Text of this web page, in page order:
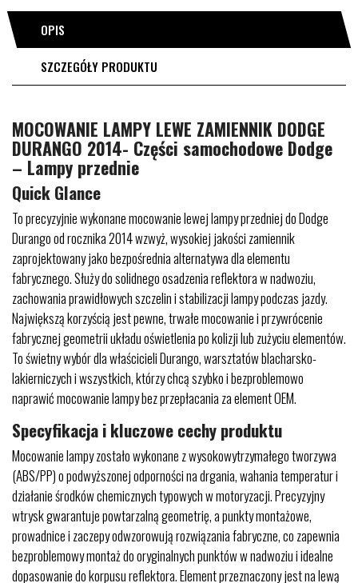
OPIS
SZCZEGÓŁY PRODUKTU
MOCOWANIE LAMPY LEWE ZAMIENNIK DODGE
DURANGO 2014- Części samochodowe Dodge
– Lampy przednie
Quick Glance
To precyzyjnie wykonane mocowanie lewej lampy przedniej do Dodge
Durango od rocznika 2014 wzwyż, wysokiej jakości zamiennik
zaprojektowany jako bezpośrednia alternatywa dla elementu
fabrycznego. Służy do solidnego osadzenia reflektora w nadwoziu,
zachowania prawidłowych szczelin i stabilizacji lampy podczas jazdy.
Największą korzyścią jest pewne, trwałe mocowanie i przywrócenie
fabrycznej geometrii układu oświetlenia po kolizji lub zużyciu elementów.
To świetny wybór dla właścicieli Durango, warsztatów blacharsko-
lakierniczych i wszystkich, którzy chcą szybko i bezproblemowo
naprawić mocowanie lampy bez przepłacania za element OEM.
Specyfikacja i kluczowe cechy produktu
Mocowanie lampy zostało wykonane z wysokowytrzymałego tworzywa
(ABS/PP) o podwyższonej odporności na drgania, wahania temperatur i
działanie środków chemicznych typowych w motoryzacji. Precyzyjny
wtrysk gwarantuje powtarzalną geometrię, a punkty montażowe,
prowadnice i zaczepy odwzorowują rozwiązania fabryczne, co zapewnia
bezproblemowy montaż do oryginalnych punktów w nadwoziu i idealne
dopasowanie do korpusu reflektora. Element przeznaczony jest na lewą